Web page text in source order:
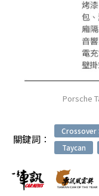
Porsche
關鍵詞：
Crossover
Taycan